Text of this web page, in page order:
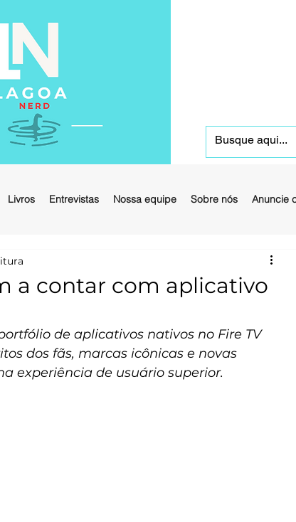
Livros Entrevistas Nossa equipe Sobre nós Anuncie
a contar com aplicativo
de aplicativos nativos no Fire TV
dos fãs, marcas icônicas e novas
experiência de usuário superior.